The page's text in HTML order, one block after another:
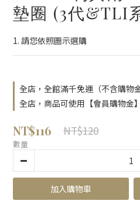
墊圈 (3代&TLI
1. 請您依照圖示選購
全店，全館滿千免運（不含購物金
全店，商品可使用【會員購物金
NT$116 NT$120
數量
加入購物車